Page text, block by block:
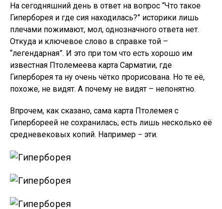
На сегодняшний день в ответ на вопрос “Что такое
Гиперборея и где сия находилась?” историки лишь
плечами пожимают, мол, однозначного ответа нет.
Откуда и ключевое слово в справке той –
“легендарная”. И это при том что есть хорошо им
известная Птолемеева карта Сарматии, где
Гиперборея та ну очень чётко прорисована. Но те её,
похоже, не видят. А почему не видят – непонятно.
Впрочем, как сказано, сама карта Птолемея с
Гипербореей не сохранилась; есть лишь несколько её
средневековых копий. Например − эти.